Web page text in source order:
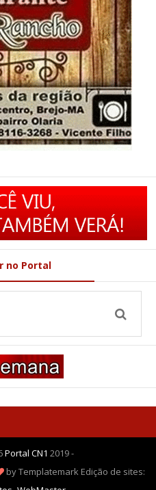
no Portal
Portal CN1 2019 -
by Templatemark Edição de sites: